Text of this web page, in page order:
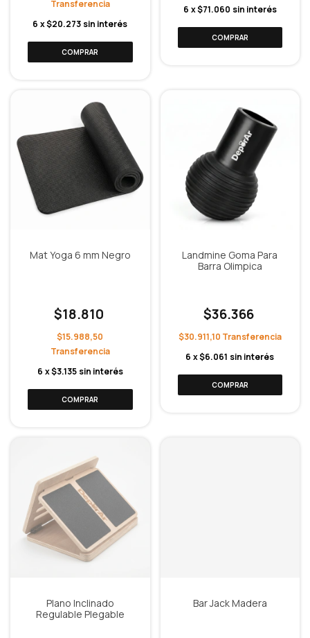
6 x$20.273 sin interés
6 x$71.060 sin interés
Mat Yoga 6 mm Negro
$18.810
$15.988,50
6 x$3.135 sin interés
Landmine Goma Para
Barra Olimpica
$36.366
$30.911,10
6 x$6.061 sin interés
Plano Inclinado
Regulable Plegable
Bar Jack Madera